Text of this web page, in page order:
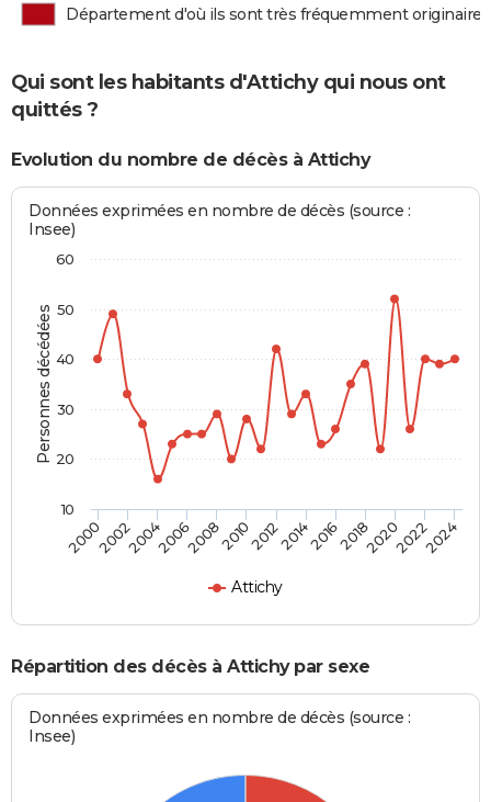
Département d'où ils sont très fréquemment originaires
Qui sont les habitants d'Attichy qui nous ont
quittés ?
Evolution du nombre de décès à Attichy
Personnes décédées
Données exprimées en nombre de décès (source :
Insee)
Attichy
2000200220042006200820102012201420162018202020222024
10
20
30
40
50
60
Répartition des décès à Attichy par sexe
Données exprimées en nombre de décès (source :
Insee)